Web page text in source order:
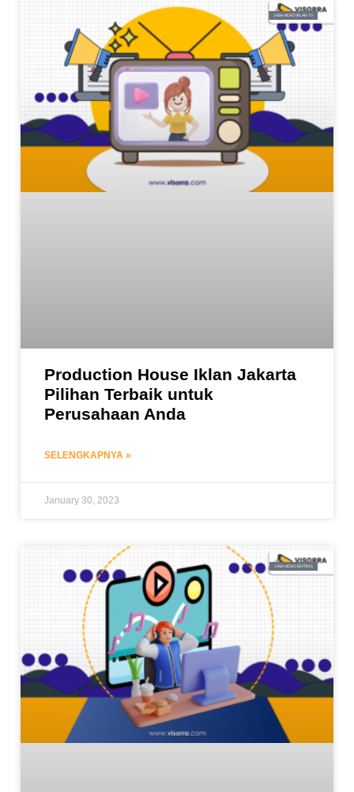
JASA VIDEO IKLAN TV
Production House Iklan Jakarta
Pilihan Terbaik untuk
Perusahaan Anda
SELENGKAPNYA »
January 30, 2023
JASA VIDEO EDITING